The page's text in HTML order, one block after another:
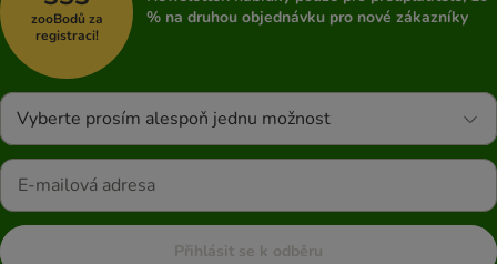
zooBodů za
registraci!
% na druhou objednávku pro nové zákazníky
Vyberte prosím alespoň jednu možnost
Přihlásit se k odběru